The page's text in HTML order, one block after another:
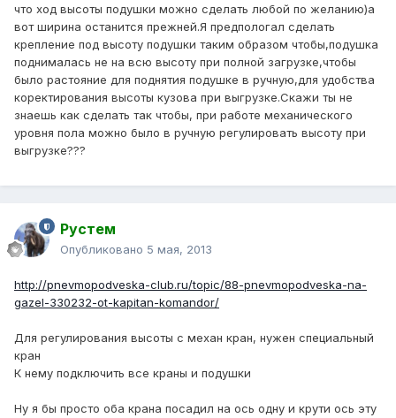
что ход высоты подушки можно сделать любой по желанию)а
вот ширина останится прежней.Я предпологал сделать
крепление под высоту подушки таким образом чтобы,подушка
поднималась не на всю высоту при полной загрузке,чтобы
было растояние для поднятия подушке в ручную,для удобства
коректирования высоты кузова при выгрузке.Скажи ты не
знаешь как сделать так чтобы, при работе механического
уровня пола можно было в ручную регулировать высоту при
выгрузке???
Рустем
Опубликовано 5 мая, 2013
http://pnevmopodveska-club.ru/topic/88-pnevmopodveska-na-
gazel-330232-ot-kapitan-komandor/
Для регулирования высоты с механ кран, нужен специальный
кран
К нему подключить все краны и подушки
Ну я бы просто оба крана посадил на ось одну и крути ось эту